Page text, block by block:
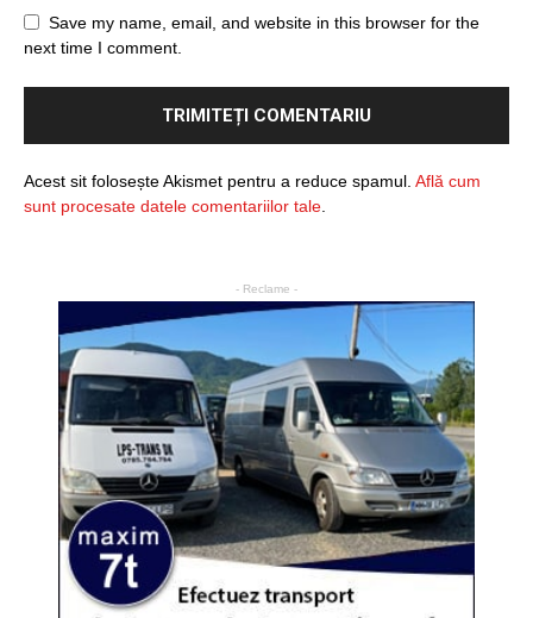
Save my name, email, and website in this browser for the
next time I comment.
Acest sit folosește Akismet pentru a reduce spamul. Află cum
sunt procesate datele comentariilor tale.
- Reclame -